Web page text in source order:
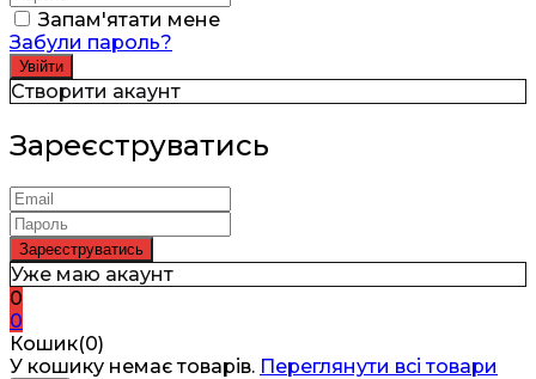
Запам'ятати мене
Забули пароль?
Створити акаунт
Зареєструватись
Уже маю акаунт
0
0
Кошик(0)
У кошику немає товарів. Переглянути всі товари